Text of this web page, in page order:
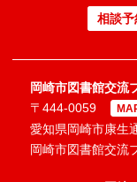
相談予
岡崎市図書館交流
〒444-0059
愛知県岡崎市康生
岡崎市図書館交流